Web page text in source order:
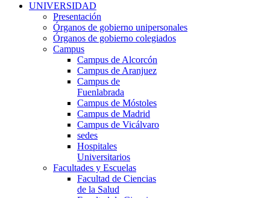
UNIVERSIDAD
Presentación
Órganos de gobierno unipersonales
Órganos de gobierno colegiados
Campus
Campus de Alcorcón
Campus de Aranjuez
Campus de
Fuenlabrada
Campus de Móstoles
Campus de Madrid
Campus de Vicálvaro
sedes
Hospitales
Universitarios
Facultades y Escuelas
Facultad de Ciencias
de la Salud